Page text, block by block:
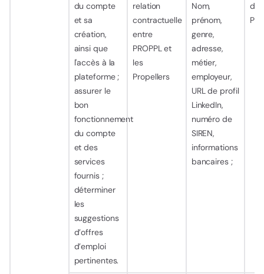
du compte
et sa
création,
ainsi que
l'accès à la
plateforme ;
assurer le
bon
fonctionnement
du compte
et des
services
fournis ;
déterminer
les
suggestions
d’offres
d’emploi
pertinentes.
relation
contractuelle
entre
PROPPL et
les
Propellers
Nom,
prénom,
genre,
adresse,
métier,
employeur,
URL de profil
LinkedIn,
numéro de
SIREN,
informations
bancaires ;
de